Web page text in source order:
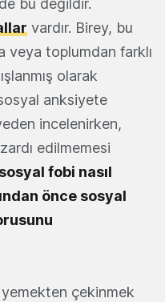
bu değildir.
vardır. Birey, bu
veya toplumdan farklı
olarak
anksiyete
incelenirken,
edilmemesi
fobi nasıl
önce sosyal
çekinmek